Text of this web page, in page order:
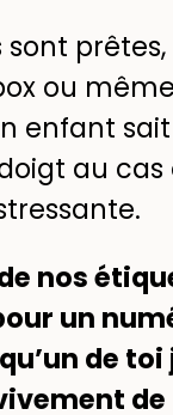
sont
ou
enfant
au
nos
un
de
de